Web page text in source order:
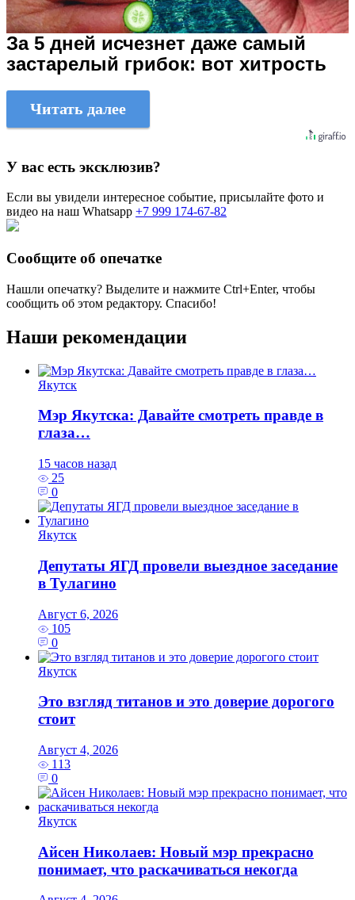
За 5 дней исчезнет даже самый
застарелый грибок: вот хитрость
Читать далее
У вас есть эксклюзив?
Если вы увидели интересное событие, присылайте фото и
видео на наш Whatsapp +7 999 174-67-82
Сообщите об опечатке
Нашли опечатку? Выделите и нажмите Ctrl+Enter, чтобы
сообщить об этом редактору. Спасибо!
Наши рекомендации
Якутск
Мэр Якутска: Давайте смотреть правде в
глаза…
15 часов назад
25
0
Якутск
Депутаты ЯГД провели выездное заседание
в Тулагино
Август 6, 2026
105
0
Якутск
Это взгляд титанов и это доверие дорогого
стоит
Август 4, 2026
113
0
Якутск
Айсен Николаев: Новый мэр прекрасно
понимает, что раскачиваться некогда